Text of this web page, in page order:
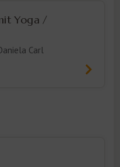
Yoga /
Carl